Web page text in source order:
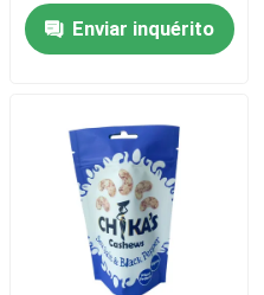
Enviar inquérito